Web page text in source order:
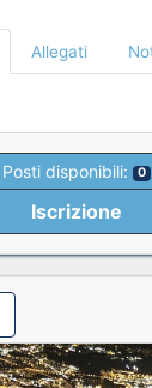
Allegati
Posti disponibili: 0
Iscrizione